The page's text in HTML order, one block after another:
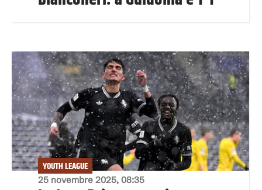
25 novembre 2025, 08:35
YOUTH LEAGUE